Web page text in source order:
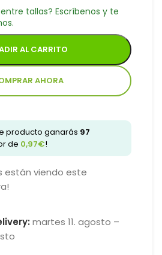
tallas? Escríbenos y te
AL CARRITO
AHORA
producto ganarás 97
de 0,97€!
están viendo este
martes 11. agosto –